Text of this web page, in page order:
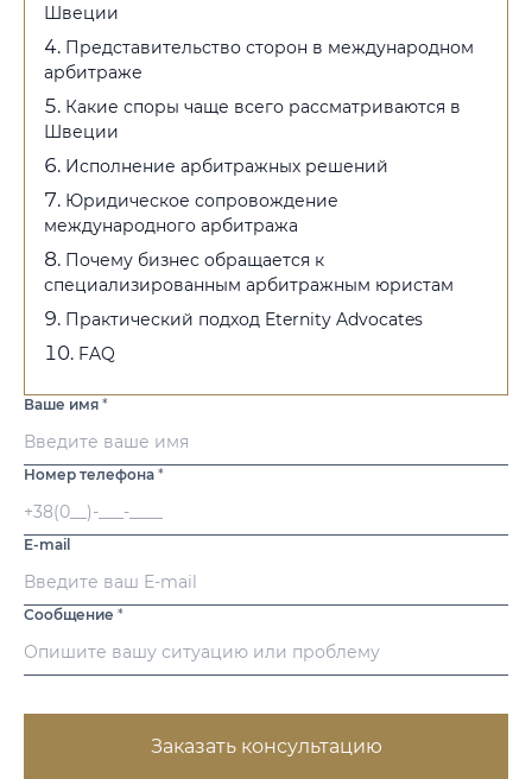
Швеции
Представительство сторон в международном
арбитраже
Какие споры чаще всего рассматриваются в
Швеции
Исполнение арбитражных решений
Юридическое сопровождение
международного арбитража
Почему бизнес обращается к
специализированным арбитражным юристам
Практический подход Eternity Advocates
FAQ
Ваше имя *
Номер телефона *
E-mail
Сообщение *
Заказать консультацию